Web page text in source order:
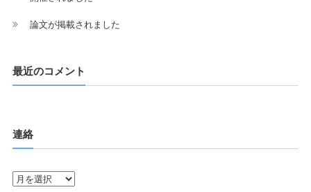
論文が掲載されました
最近のコメント
連絡
連